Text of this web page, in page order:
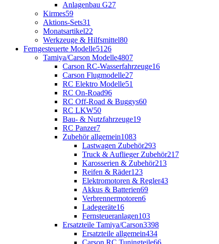
Anlagenbau G27
Kirmes59
Aktions-Sets31
Monatsartikel22
Werkzeuge & Hilfsmittel80
Ferngesteuerte Modelle5126
Tamiya/Carson Modelle4807
Carson RC-Wasserfahrzeuge16
Carson Flugmodelle27
RC Elektro Modelle51
RC On-Road96
RC Off-Road & Buggys60
RC LKW50
Bau- & Nutzfahrzeuge19
RC Panzer7
Zubehör allgemein1083
Lastwagen Zubehör293
Truck & Auflieger Zubehör217
Karosserien & Zubehör213
Reifen & Räder123
Elektromotoren & Regler43
Akkus & Batterien69
Verbrennermotoren6
Ladegeräte16
Fernsteueranlagen103
Ersatzteile Tamiya/Carson3398
Ersatzteile allgemein434
Carson RC Tuningteile66